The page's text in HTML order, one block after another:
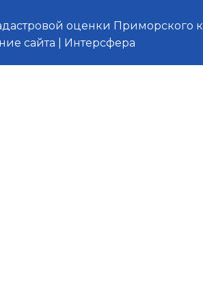
оценки Приморского
сайта | Интерсфера